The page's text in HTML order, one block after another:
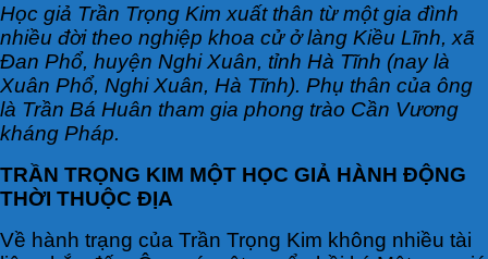
Học giả Trần Trọng Kim xuất thân từ một gia đình
nhiều đời theo nghiệp khoa cử ở làng Kiều Lĩnh, xã
Đan Phổ, huyện Nghi Xuân, tỉnh Hà Tĩnh (nay là
Xuân Phổ, Nghi Xuân, Hà Tĩnh). Phụ thân của ông
là Trần Bá Huân tham gia phong trào Cần Vương
kháng Pháp.
TRẦN TRỌNG KIM MỘT HỌC GIẢ HÀNH ĐỘNG
THỜI THUỘC ĐỊA
Về hành trạng của Trần Trọng Kim không nhiều tài